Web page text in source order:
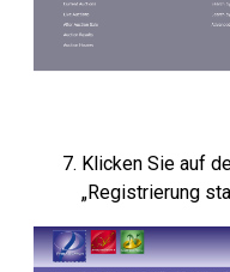
Klicken Sie auf
„Registrierung